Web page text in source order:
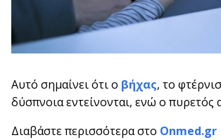
Αυτό σημαίνει ότι ο βήχας, το
δύσπνοια εντείνονται, ενώ ο πυρετός
Διαβάστε περισσότερα στο Onmed.gr